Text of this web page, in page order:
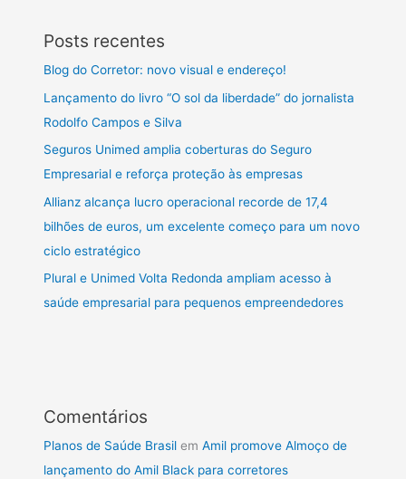
Posts recentes
Blog do Corretor: novo visual e endereço!
Lançamento do livro “O sol da liberdade” do jornalista
Rodolfo Campos e Silva
Seguros Unimed amplia coberturas do Seguro
Empresarial e reforça proteção às empresas
Allianz alcança lucro operacional recorde de 17,4
bilhões de euros, um excelente começo para um novo
ciclo estratégico
Plural e Unimed Volta Redonda ampliam acesso à
saúde empresarial para pequenos empreendedores
Comentários
Planos de Saúde Brasil emAmil promove Almoço de
lançamento do Amil Black para corretores